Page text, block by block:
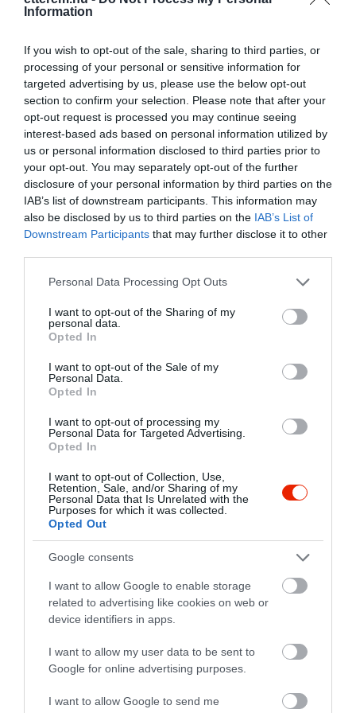
Information
If you wish to opt-out of the sale, sharing to third parties, or
processing of your personal or sensitive information for
targeted advertising by us, please use the below opt-out
section to confirm your selection. Please note that after your
opt-out request is processed you may continue seeing
interest-based ads based on personal information utilized by
us or personal information disclosed to third parties prior to
your opt-out. You may separately opt-out of the further
disclosure of your personal information by third parties on the
IAB’s list of downstream participants. This information may
also be disclosed by us to third parties on the IAB’s List of
Downstream Participants that may further disclose it to other
Please note that this website/app uses one or more Google
not limited to your visit or usage behaviour. You may click to
grant or deny consent to Google and its third-party tags to
use your data for below specified purposes in below Google
consent section.
Personal Data Processing Opt Outs
I want to opt-out of the Sharing of my
personal data.
Opted In
I want to opt-out of the Sale of my
Personal Data.
Opted In
I want to opt-out of processing my
Personal Data for Targeted Advertising.
Opted In
I want to opt-out of Collection, Use,
Retention, Sale, and/or Sharing of my
Personal Data that Is Unrelated with the
Purposes for which it was collected.
Opted Out
Google consents
I want to allow Google to enable storage
related to advertising like cookies on web or
device identifiers in apps.
I want to allow my user data to be sent to
Google for online advertising purposes.
I want to allow Google to send me
Vargáné Éva
2019. Január 12.
Finom ételek, jó adagok,
áron.
Buhalla Edina
2017. Május 5.
Bőséges és jóízű ételek,
udvarias, segítőkész és
rugalmas kiszolgálás. Igen
kellemes hely! Köszönöm a
messziről jött családom
Kinczer Maria
isteni vacsorát kaptunk
figyelő személyzettől.
Elismerés és köszönet a
A takarítónő? Hmmmmmm...
Jelentés
pe...@gmail.com
Rendszeresen járok ide, így
hát a Torkos hétvégét sem
hagytam ki a nyár utolsó
hétvégéjén. Nem csalódtam. A
mártással és zöldséges
rétessel csodálatos alkotás
volt, remekül harmonizáltak